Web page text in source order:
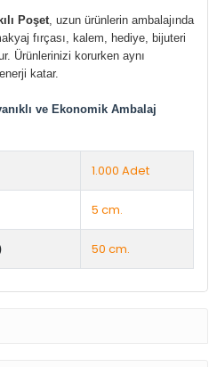
Poşet, uzun ürünlerin ambalajında
fırçası, kalem, hediye, bijuteri
Ürünlerinizi korurken aynı
katar.
ve Ekonomik Ambalaj
1.000 Adet
5 cm.
50 cm.